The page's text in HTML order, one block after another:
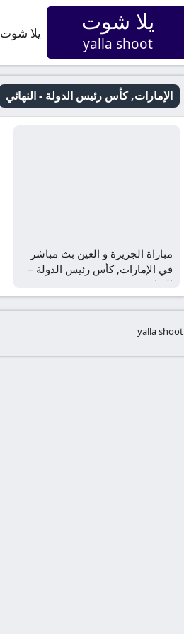
يلا شوت
yalla shoot
يلا شوت
الإمارات, كأس رئيس الدولة - النهائي
مباراة الجزيرة و العين بث مباشر
في الإمارات, كأس رئيس الدولة –
النهائي
yalla shoot